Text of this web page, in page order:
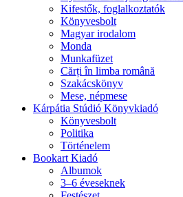
Kifestők, foglalkoztatók
Könyvesbolt
Magyar irodalom
Monda
Munkafüzet
Cărți în limba română
Szakácskönyv
Mese, népmese
Kárpátia Stúdió Könyvkiadó
Könyvesbolt
Politika
Történelem
Bookart Kiadó
Albumok
3–6 éveseknek